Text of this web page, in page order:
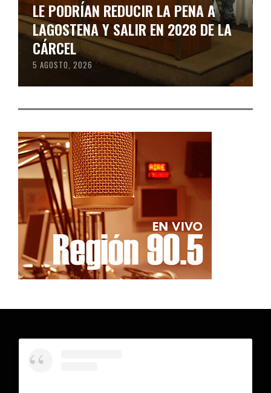
LE PODRÍAN REDUCIR LA PENA A
LAGOSTENA Y SALIR EN 2028 DE LA
CÁRCEL
5 AGOSTO, 2026